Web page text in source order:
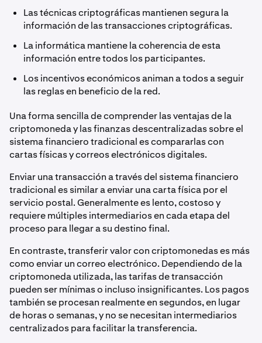
Las técnicas criptográficas mantienen segura la
información de las transacciones criptográficas.
La informática mantiene la coherencia de esta
información entre todos los participantes.
Los incentivos económicos animan a todos a seguir
las reglas en beneficio de la red.
Una forma sencilla de comprender las ventajas de la
criptomoneda y las finanzas descentralizadas sobre el
sistema financiero tradicional es compararlas con
cartas físicas y correos electrónicos digitales.
Enviar una transacción a través del sistema financiero
tradicional es similar a enviar una carta física por el
servicio postal. Generalmente es lento, costoso y
requiere múltiples intermediarios en cada etapa del
proceso para llegar a su destino final.
En contraste, transferir valor con criptomonedas es más
como enviar un correo electrónico. Dependiendo de la
criptomoneda utilizada, las tarifas de transacción
pueden ser mínimas o incluso insignificantes. Los pagos
también se procesan realmente en segundos, en lugar
de horas o semanas, y no se necesitan intermediarios
centralizados para facilitar la transferencia.